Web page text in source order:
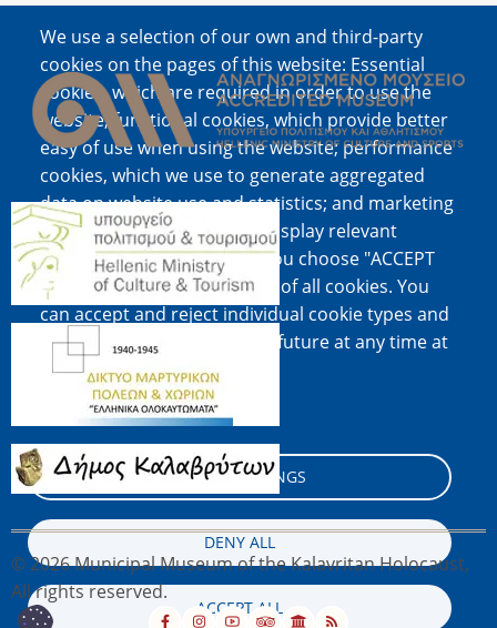
We use a selection of our own and third-party
cookies on the pages of this website: Essential
cookies, which are required in order to use the
website; functional cookies, which provide better
easy of use when using the website; performance
cookies, which we use to generate aggregated
data on website use and statistics; and marketing
cookies, which are used to display relevant
content and advertising. If you choose "ACCEPT
ALL", you consent to the use of all cookies. You
can accept and reject individual cookie types and
revoke your consent for the future at any time at
"Settings".
Cookie documentation
COOKIE SETTINGS
DENY ALL
ACCEPT ALL
Image
Image
Image
Image
© 2026 Municipal Museum of the Kalavritan Holocaust,
All rights reserved.